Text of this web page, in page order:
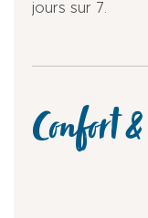
jours sur 7.
Confort